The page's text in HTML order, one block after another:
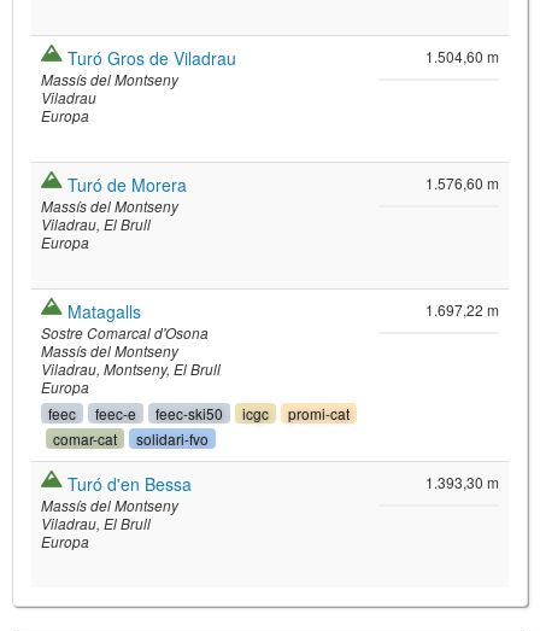
©Leaflet
JS library for interactive maps
Turó Gros de Viladrau
Massís del Montseny
Viladrau
Europa
1.504,60 m
Turó de Morera
Massís del Montseny
Viladrau El Brull
Europa
1.576,60 m
Matagalls
Sostre Comarcal d'Osona
Massís del Montseny
Viladrau Montseny El Brull
Europa
feec feec-e feec-ski50 icgc
promi-cat
comar-cat
solidari-fvo
1.697,22 m
Turó d'en Bessa
Massís del Montseny
Viladrau El Brull
Europa
1.393,30 m